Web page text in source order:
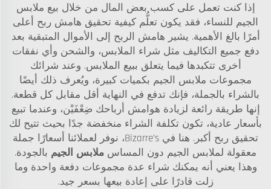
إذا كنت تعمل على كسب بعض المال من خلال بيع ملابس
الجيم للنساء، فقد يكون تعلُّم كيفية تحقيق هامش ربح أعلى
أمرًا بالغ الأهمية. يشير هامش الربح إلى الأموال المتبقية بعد
دفع جميع التكاليف مثل شراء الملابس، والشحن وأي نفقات
أخرى تتكبدها فيما يتعلق ببيع الملابس. وعند شرائك
مجموعات ملابس الجيم بكميات كبيرة، ويُعرف ذلك أيضًا
بالشراء بالجملة، فإنك تدفع في النهاية أقل مقابل كل قطعة.
إنها طريقة رائعة لزيادة هوامش أرباحك ضِعْفَيْن، وعندما تبيع
بأسعار عادية، تكون تكلفة الشراء منخفضة جدًا بحيث تتيح لك
تحقيق ربح أكبر. هنا في Bizarre’s، نوفر لعملائنا أسعارًا جملة
معقولة لملابس الجيم دون المساس ملابس الجيم بالجودة.
وهذا يعني أنه يمكنك شراء عدة مجموعات دفعة واحدة وما
زلت قادرًا على إعادة بيعها بسعر جيد.